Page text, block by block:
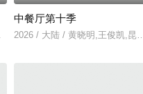
止比技术，更要玩灵
卡工作室研创的《十三邀》第九
中餐厅第十季
2026 / 大陆 / 黄晓明,王俊凯,昆